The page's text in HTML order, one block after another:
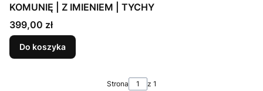
KOMUNIĘ | Z IMIENIEM | TYCHY
Cena
399,00 zł
Do koszyka
Strona z 1